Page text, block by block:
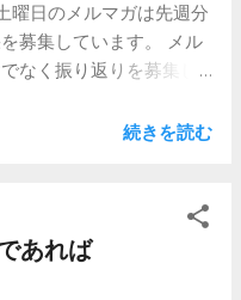
日のメルマガは先週分
募集しています。 メル
なく振り返りを募集し
げよう 金曜：論理力
ん。 毎日継続していく
す。 土日に振り返って
日にその結果を共有し
続きを読む
あれば